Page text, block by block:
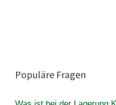
Populäre Fragen